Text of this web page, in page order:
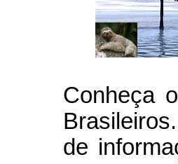
Conheçao
de